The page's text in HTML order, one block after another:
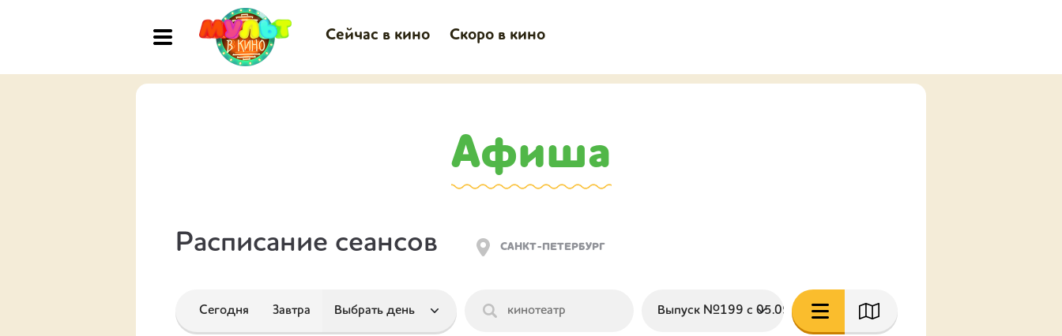
Сейчас в кино Скоро в кино
Афиша
Расписание сеансов
Сегодня Завтра